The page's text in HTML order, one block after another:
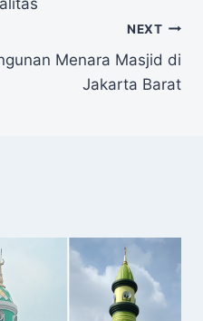
NEXT
Menara Masjid di
Jakarta Barat